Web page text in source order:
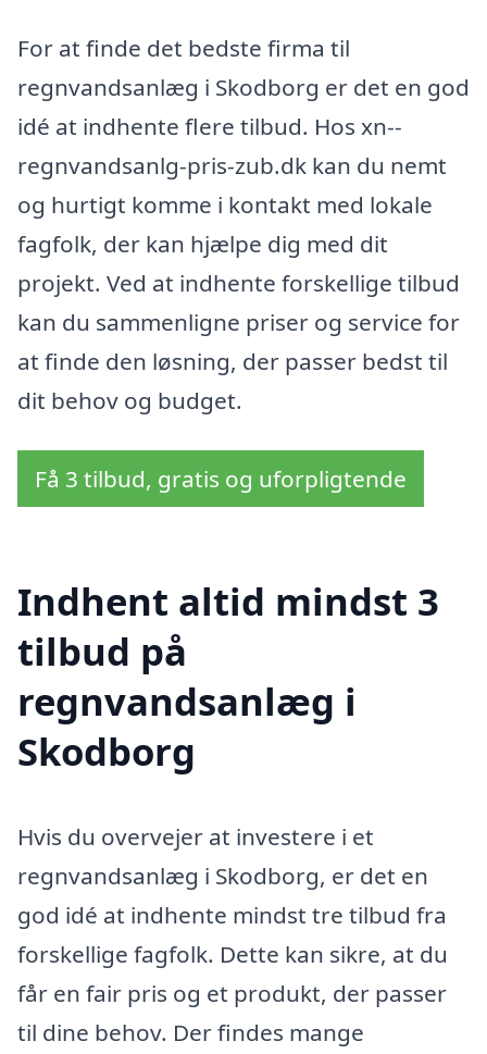
For at finde det bedste firma til
regnvandsanlæg i Skodborg er det en god
idé at indhente flere tilbud. Hos xn--
regnvandsanlg-pris-zub.dk kan du nemt
og hurtigt komme i kontakt med lokale
fagfolk, der kan hjælpe dig med dit
projekt. Ved at indhente forskellige tilbud
kan du sammenligne priser og service for
at finde den løsning, der passer bedst til
dit behov og budget.
Få 3 tilbud, gratis og uforpligtende
Indhent altid mindst 3
tilbud på
regnvandsanlæg i
Skodborg
Hvis du overvejer at investere i et
regnvandsanlæg i Skodborg, er det en
god idé at indhente mindst tre tilbud fra
forskellige fagfolk. Dette kan sikre, at du
får en fair pris og et produkt, der passer
til dine behov. Der findes mange